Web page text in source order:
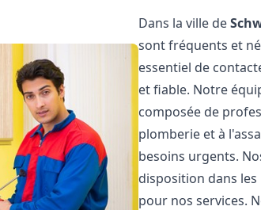
Dans la ville de
sont fréquents et
essentiel de
et fiable. Notre
composée de
plomberie et à
besoins urgents.
disposition dans
pour nos services.